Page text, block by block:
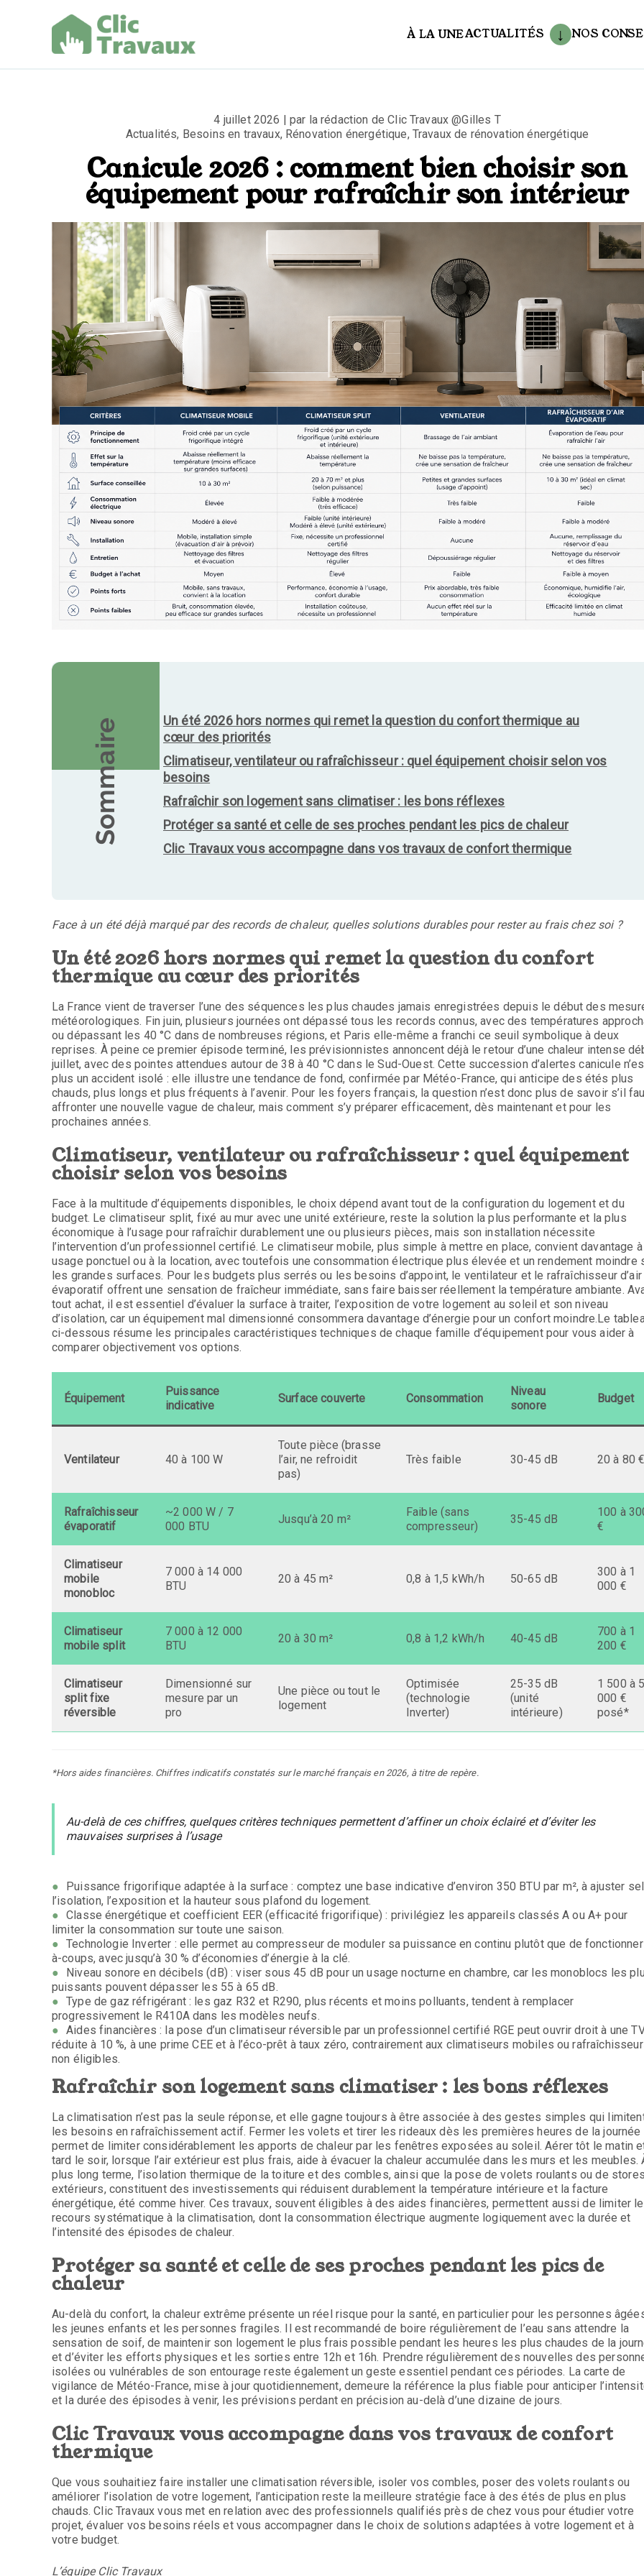
À LA UNEACTUALITÉS NOS
4 juillet 2026 | par la rédaction de Clic Travaux @Gilles T
Actualités, Besoins en travaux, Rénovation énergétique, Travaux de rénovation énergétique
Canicule 2026 : comment bien choisir son
équipement pour rafraîchir son intérieur
Sommaire
Un été 2026 hors normes qui remet la question du confort thermique au
cœur des priorités
Climatiseur, ventilateur ou rafraîchisseur : quel équipement choisir selon vos
besoins
Rafraîchir son logement sans climatiser : les bons réflexes
Protéger sa santé et celle de ses proches pendant les pics de chaleur
Clic Travaux vous accompagne dans vos travaux de confort thermique
Face à un été déjà marqué par des records de chaleur, quelles solutions durables pour rester au frais chez soi ?
Un été 2026 hors normes qui remet la question du confort
thermique au cœur des priorités
La France vient de traverser l’une des séquences les plus chaudes jamais enregistrées depuis le début des
météorologiques. Fin juin, plusieurs journées ont dépassé tous les records connus, avec des températures
ou dépassant les 40 °C dans de nombreuses régions, et Paris elle-même a franchi ce seuil symbolique à deux
reprises. À peine ce premier épisode terminé, les prévisionnistes annoncent déjà le retour d’une chaleur intense
juillet, avec des pointes attendues autour de 38 à 40 °C dans le Sud-Ouest. Cette succession d’alertes canicule
plus un accident isolé : elle illustre une tendance de fond, confirmée par Météo-France, qui anticipe des étés plus
chauds, plus longs et plus fréquents à l’avenir. Pour les foyers français, la question n’est donc plus de savoir s’il
affronter une nouvelle vague de chaleur, mais comment s’y préparer efficacement, dès maintenant et pour les
prochaines années.
Climatiseur, ventilateur ou rafraîchisseur : quel équipement
choisir selon vos besoins
Face à la multitude d’équipements disponibles, le choix dépend avant tout de la configuration du logement et du
budget. Le climatiseur split, fixé au mur avec une unité extérieure, reste la solution la plus performante et la plus
économique à l’usage pour rafraîchir durablement une ou plusieurs pièces, mais son installation nécessite
l’intervention d’un professionnel certifié. Le climatiseur mobile, plus simple à mettre en place, convient davantage à
usage ponctuel ou à la location, avec toutefois une consommation électrique plus élevée et un rendement moindre
les grandes surfaces. Pour les budgets plus serrés ou les besoins d’appoint, le ventilateur et le rafraîchisseur d’air
évaporatif offrent une sensation de fraîcheur immédiate, sans faire baisser réellement la température ambiante.
tout achat, il est essentiel d’évaluer la surface à traiter, l’exposition de votre logement au soleil et son niveau
d’isolation, car un équipement mal dimensionné consommera davantage d’énergie pour un confort moindre.Le
ci-dessous résume les principales caractéristiques techniques de chaque famille d’équipement pour vous aider à
comparer objectivement vos options.
Équipement
Puissance
indicative
Surface couverte Consommation
Niveau
sonore
Budget
Ventilateur 40 à 100 W
Toute pièce (brasse
l’air, ne refroidit
pas)
Très faible 30-45 dB 20 à 80 €
Rafraîchisseur
évaporatif
~2 000 W / 7
000 BTU
Jusqu’à 20 m²
Faible (sans
compresseur)
35-45 dB
100 à
€
Climatiseur
mobile
monobloc
7 000 à 14 000
BTU
20 à 45 m² 0,8 à 1,5 kWh/h 50-65 dB
300 à 1
000 €
Climatiseur
mobile split
7 000 à 12 000
BTU
20 à 30 m² 0,8 à 1,2 kWh/h 40-45 dB
700 à 1
200 €
Climatiseur
split fixe
réversible
Dimensionné sur
mesure par un
pro
Une pièce ou tout le
logement
Optimisée
(technologie
Inverter)
25-35 dB
(unité
intérieure)
1 500 à 5
000 €
posé*
*Hors aides financières. Chiffres indicatifs constatés sur le marché français en 2026, à titre de repère.
Au-delà de ces chiffres, quelques critères techniques permettent d’affiner un choix éclairé et d’éviter les
mauvaises surprises à l’usage
Puissance frigorifique adaptée à la surface : comptez une base indicative d’environ 350 BTU par m², à ajuster
l’isolation, l’exposition et la hauteur sous plafond du logement.
Classe énergétique et coefficient EER (efficacité frigorifique) : privilégiez les appareils classés A ou A+ pour
limiter la consommation sur toute une saison.
Technologie Inverter : elle permet au compresseur de moduler sa puissance en continu plutôt que de
à-coups, avec jusqu’à 30 % d’économies d’énergie à la clé.
Niveau sonore en décibels (dB) : viser sous 45 dB pour un usage nocturne en chambre, car les monoblocs les
puissants pouvent dépasser les 55 à 65 dB.
Type de gaz réfrigérant : les gaz R32 et R290, plus récents et moins polluants, tendent à remplacer
progressivement le R410A dans les modèles neufs.
Aides financières : la pose d’un climatiseur réversible par un professionnel certifié RGE peut ouvrir droit à une
réduite à 10 %, à une prime CEE et à l’éco-prêt à taux zéro, contrairement aux climatiseurs mobiles ou
non éligibles.
Rafraîchir son logement sans climatiser : les bons réflexes
La climatisation n’est pas la seule réponse, et elle gagne toujours à être associée à des gestes simples qui
les besoins en rafraîchissement actif. Fermer les volets et tirer les rideaux dès les premières heures de la journée
permet de limiter considérablement les apports de chaleur par les fenêtres exposées au soleil. Aérer tôt le matin
tard le soir, lorsque l’air extérieur est plus frais, aide à évacuer la chaleur accumulée dans les murs et les meubles.
plus long terme, l’isolation thermique de la toiture et des combles, ainsi que la pose de volets roulants ou de stores
extérieurs, constituent des investissements qui réduisent durablement la température intérieure et la facture
énergétique, été comme hiver. Ces travaux, souvent éligibles à des aides financières, permettent aussi de limiter le
recours systématique à la climatisation, dont la consommation électrique augmente logiquement avec la durée et
l’intensité des épisodes de chaleur.
Protéger sa santé et celle de ses proches pendant les pics de
chaleur
Au-delà du confort, la chaleur extrême présente un réel risque pour la santé, en particulier pour les personnes
les jeunes enfants et les personnes fragiles. Il est recommandé de boire régulièrement de l’eau sans attendre la
sensation de soif, de maintenir son logement le plus frais possible pendant les heures les plus chaudes de la
et d’éviter les efforts physiques et les sorties entre 12h et 16h. Prendre régulièrement des nouvelles des
isolées ou vulnérables de son entourage reste également un geste essentiel pendant ces périodes. La carte de
vigilance de Météo-France, mise à jour quotidiennement, demeure la référence la plus fiable pour anticiper
et la durée des épisodes à venir, les prévisions perdant en précision au-delà d’une dizaine de jours.
Clic Travaux vous accompagne dans vos travaux de confort
thermique
Que vous souhaitiez faire installer une climatisation réversible, isoler vos combles, poser des volets roulants ou
améliorer l’isolation de votre logement, l’anticipation reste la meilleure stratégie face à des étés de plus en plus
chauds. Clic Travaux vous met en relation avec des professionnels qualifiés près de chez vous pour étudier votre
projet, évaluer vos besoins réels et vous accompagner dans le choix de solutions adaptées à votre logement et à
votre budget.
L’équipe Clic Travaux